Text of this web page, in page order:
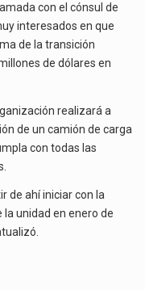
con el cónsul de
interesados en que
de la transición
de dólares en
realizará a
de un camión de carga
con todas las
de ahí iniciar con la
unidad en enero de